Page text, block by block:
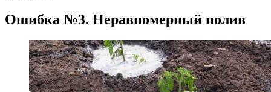
Ошибка №3. Неравномерный полив